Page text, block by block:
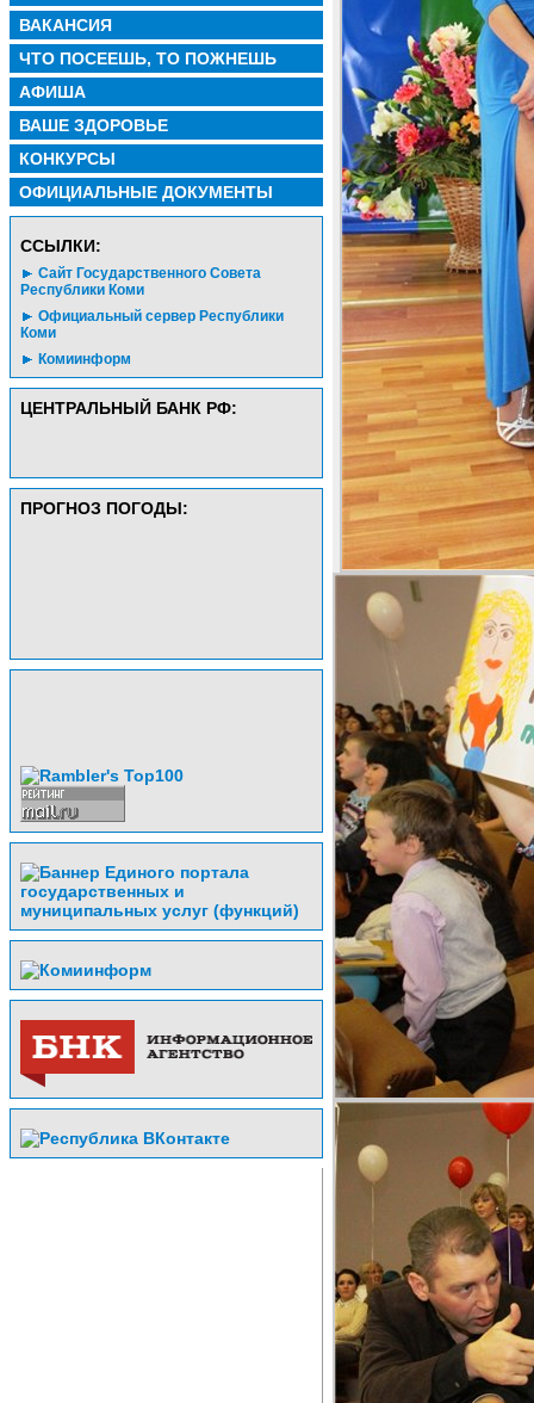
ВАКАНСИЯ
ЧТО ПОСЕЕШЬ, ТО ПОЖНЕШЬ
АФИША
ВАШЕ ЗДОРОВЬЕ
КОНКУРСЫ
ОФИЦИАЛЬНЫЕ ДОКУМЕНТЫ
CСЫЛКИ:
Сайт Государственного Совета
Республики Коми
Официальный сервер Республики
Коми
Комиинформ
ЦЕНТРАЛЬНЫЙ БАНК РФ:
ПРОГНОЗ ПОГОДЫ: